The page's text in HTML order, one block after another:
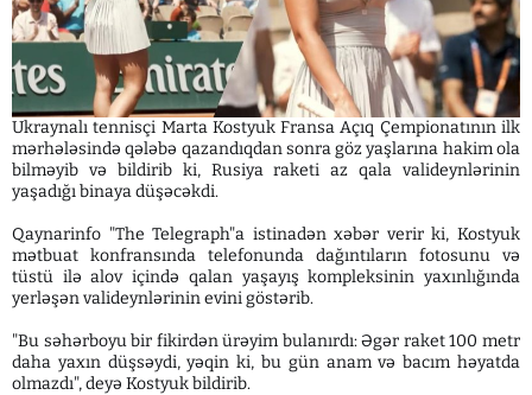
Ukraynalı tennisçi Marta Kostyuk Fransa Açıq Çempionatının ilk
mərhələsində qələbə qazandıqdan sonra göz yaşlarına hakim ola
bilməyib və bildirib ki, Rusiya raketi az qala valideynlərinin
yaşadığı binaya düşəcəkdi.
Qaynarinfo "The Telegraph"a istinadən xəbər verir ki, Kostyuk
mətbuat konfransında telefonunda dağıntıların fotosunu və
tüstü ilə alov içində qalan yaşayış kompleksinin yaxınlığında
yerləşən valideynlərinin evini göstərib.
"Bu səhərboyu bir fikirdən ürəyim bulanırdı: Əgər raket 100 metr
daha yaxın düşsəydi, yəqin ki, bu gün anam və bacım həyatda
olmazdı", deyə Kostyuk bildirib.